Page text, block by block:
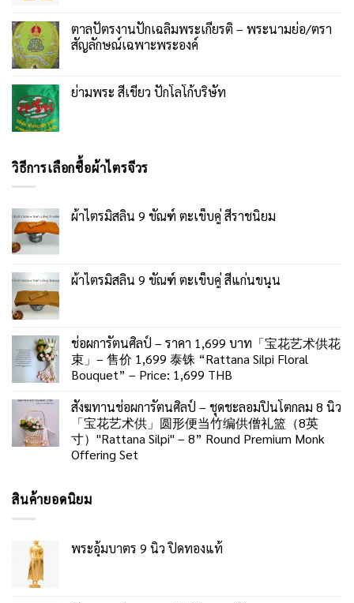
ตาลปัตรงานปักเฉลิมพระเกียรติ – พระนามย่อ/ตรา
สัญลักษณ์เฉพาะพระองค์
ย่ามพระ สีเขียว ปักโลโก้บริษัท
วิธีการเลือกซื้อผ้าไตรจีวร
ผ้าไตรมิสลิน 9 ขัณฑ์ ตะเข็บคู่ สีราชนิยม
ผ้าไตรมิสลิน 9 ขัณฑ์ ตะเข็บคู่ สีแก่นขนุน
ช่อผการัตนศิลป์ – ราคา 1,699 บาท「宝花艺术供花
束」– 售价 1,699 泰铢 “Rattana Silpi Floral
Bouquet” – Price: 1,699 THB
สังฆทานช่อผการัตนศิลป์ – ชุดชะลอมปิ่นโตกลม 8 นิ้ว
「宝花艺术供」圆形便当竹编供僧礼篮（8英
寸）"Rattana Silpi" – 8” Round Premium Monk
Offering Set
สินค้ายอดนิยม
พระอุ้มบาตร 9 นิ้ว ปิดทองแท้